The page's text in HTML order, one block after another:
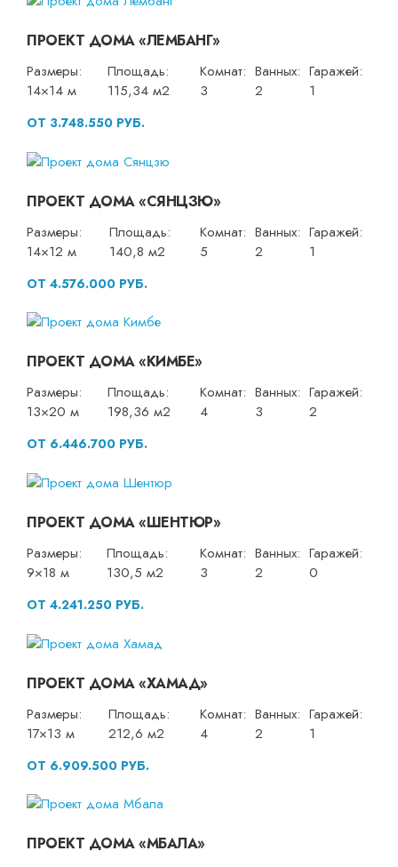
ПРОЕКТ ДОМА «ЛЕМБАНГ»
Размеры:
14×14 м
Площадь:
115,34 м2
Комнат:
3
Ванных:
2
Гаражей:
1
ОТ 3.748.550 РУБ.
ПРОЕКТ ДОМА «СЯНЦЗЮ»
Размеры:
14×12 м
Площадь:
140,8 м2
Комнат:
5
Ванных:
2
Гаражей:
1
ОТ 4.576.000 РУБ.
ПРОЕКТ ДОМА «КИМБЕ»
Размеры:
13×20 м
Площадь:
198,36 м2
Комнат:
4
Ванных:
3
Гаражей:
2
ОТ 6.446.700 РУБ.
ПРОЕКТ ДОМА «ШЕНТЮР»
Размеры:
9×18 м
Площадь:
130,5 м2
Комнат:
3
Ванных:
2
Гаражей:
0
ОТ 4.241.250 РУБ.
ПРОЕКТ ДОМА «ХАМАД»
Размеры:
17×13 м
Площадь:
212,6 м2
Комнат:
4
Ванных:
2
Гаражей:
1
ОТ 6.909.500 РУБ.
ПРОЕКТ ДОМА «МБАЛА»